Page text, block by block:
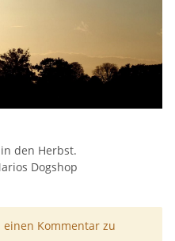
den Herbst.
Dogshop
Kommentar zu